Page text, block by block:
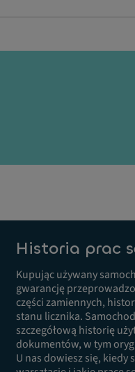
Historia prac
Kupując używany
gwarancję
części zamiennych,
stanu licznika.
szczegółową historię
dokumentów, w tym
U nas dowiesz się, kiedy